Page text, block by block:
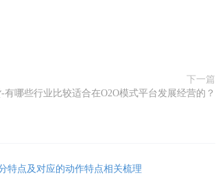
下一篇
有哪些行业比较适合在O2O模式平台发展经营的？
特点及对应的动作特点相关梳理